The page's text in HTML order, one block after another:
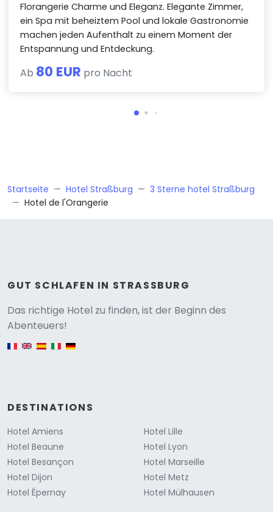
Florangerie Charme und Eleganz. Elegante Zimmer,
ein Spa mit beheiztem Pool und lokale Gastronomie
machen jeden Aufenthalt zu einem Moment der
Entspannung und Entdeckung.
Ab 80 EUR pro Nacht
Startseite Hotel Straßburg
3 Sterne hotel Straßburg
Hotel de l'Orangerie
GUT SCHLAFEN IN STRASSBURG
Das richtige Hotel zu finden, ist der Beginn des
Abenteuers!
English version
DESTINATIONS
Hotel Amiens
Hotel Beaune
Hotel Besançon
Hotel Dijon
Hotel Épernay
Hotel Lille
Hotel Lyon
Hotel Marseille
Hotel Metz
Hotel Mülhausen